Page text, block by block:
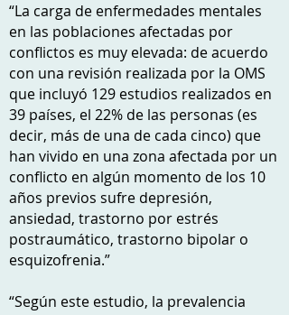
“La carga de enfermedades mentales
en las poblaciones afectadas por
conflictos es muy elevada: de acuerdo
con una revisión realizada por la OMS
que incluyó 129 estudios realizados en
39 países, el 22% de las personas (es
decir, más de una de cada cinco) que
han vivido en una zona afectada por un
conflicto en algún momento de los 10
años previos sufre depresión,
ansiedad, trastorno por estrés
postraumático, trastorno bipolar o
esquizofrenia.”
“Según este estudio, la prevalencia